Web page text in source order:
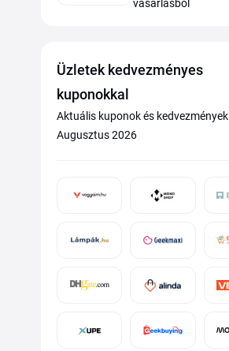
vásárlásból
Üzletek kedvezményes
kuponokkal
Aktuális kuponok és kedvezmények
Augusztus 2026